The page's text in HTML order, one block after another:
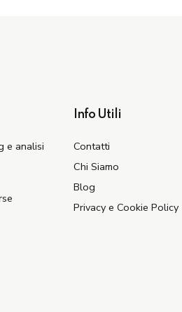
e analisi
Info Utili
Contatti
Chi Siamo
Blog
Privacy e Cookie Policy